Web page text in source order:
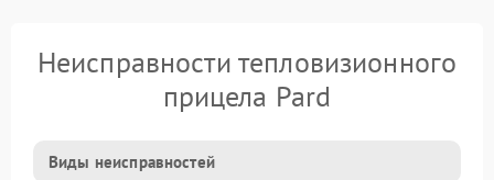
Неисправности тепловизионного
прицела Pard
Виды неисправностей